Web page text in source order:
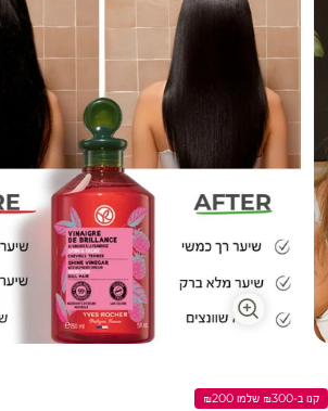
קנו ב-₪300 שלמו ₪200